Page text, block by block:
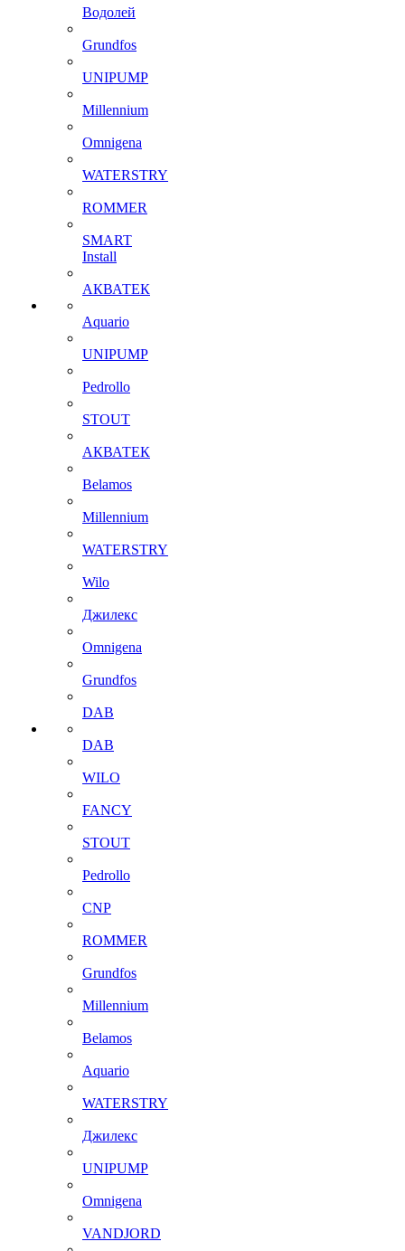
Водолей
Grundfos
UNIPUMP
Millennium
Omnigena
WATERSTRY
ROMMER
SMART
Install
АКВАТЕК
Aquario
UNIPUMP
Pedrollo
STOUT
АКВАТЕК
Belamos
Millennium
WATERSTRY
Wilo
Джилекс
Omnigena
Grundfos
DAB
DAB
WILO
FANCY
STOUT
Pedrollo
CNP
ROMMER
Grundfos
Millennium
Belamos
Aquario
WATERSTRY
Джилекс
UNIPUMP
Omnigena
VANDJORD